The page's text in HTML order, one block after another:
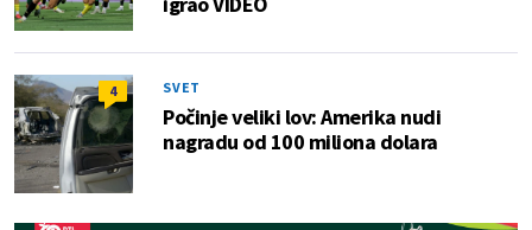
4 SVET
Počinje veliki lov: Amerika nudi
nagradu od 100 miliona dolara